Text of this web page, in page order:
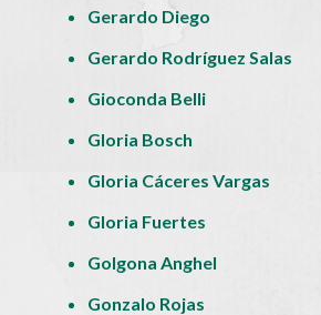
Gerardo Diego
Gerardo Rodríguez Salas
Gioconda Belli
Gloria Bosch
Gloria Cáceres Vargas
Gloria Fuertes
Golgona Anghel
Gonzalo Rojas